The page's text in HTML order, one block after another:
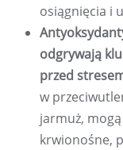
osiągnięcia i
odgrywają
przed
w
jarmuż,
krwionośne,